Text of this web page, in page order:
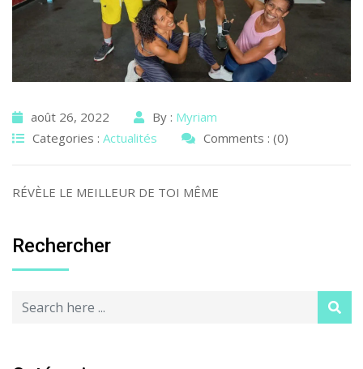
août 26, 2022 By : Myriam
Categories : Actualités Comments : (0)
RÉVÈLE LE MEILLEUR DE TOI MÊME
Rechercher